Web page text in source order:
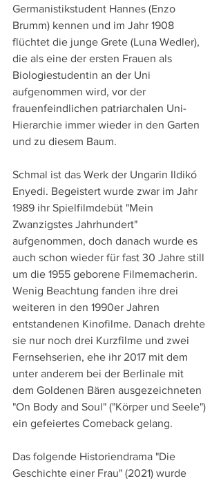
Germanistikstudent Hannes (Enzo
Brumm) kennen und im Jahr 1908
flüchtet die junge Grete (Luna Wedler),
die als eine der ersten Frauen als
Biologiestudentin an der Uni
aufgenommen wird, vor der
frauenfeindlichen patriarchalen Uni-
Hierarchie immer wieder in den Garten
und zu diesem Baum.
Schmal ist das Werk der Ungarin Ildikó
Enyedi. Begeistert wurde zwar im Jahr
1989 ihr Spielfilmdebüt "Mein
Zwanzigstes Jahrhundert"
aufgenommen, doch danach wurde es
auch schon wieder für fast 30 Jahre still
um die 1955 geborene Filmemacherin.
Wenig Beachtung fanden ihre drei
weiteren in den 1990er Jahren
entstandenen Kinofilme. Danach drehte
sie nur noch drei Kurzfilme und zwei
Fernsehserien, ehe ihr 2017 mit dem
unter anderem bei der Berlinale mit
dem Goldenen Bären ausgezeichneten
"On Body and Soul" ("Körper und Seele")
ein gefeiertes Comeback gelang.
Das folgende Historiendrama "Die
Geschichte einer Frau" (2021) wurde